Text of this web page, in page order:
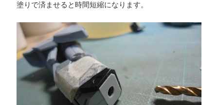
塗りで済ませると時間短縮になります。